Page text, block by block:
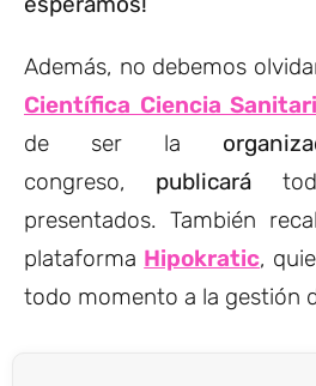
Además, no debemos
Científica Ciencia
de ser la
congreso, publicará
presentados. También
plataforma Hipokratic,
todo momento a la gestión